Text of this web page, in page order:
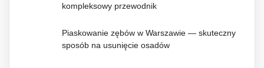
kompleksowy przewodnik
Piaskowanie zębów w Warszawie — skuteczny
sposób na usunięcie osadów